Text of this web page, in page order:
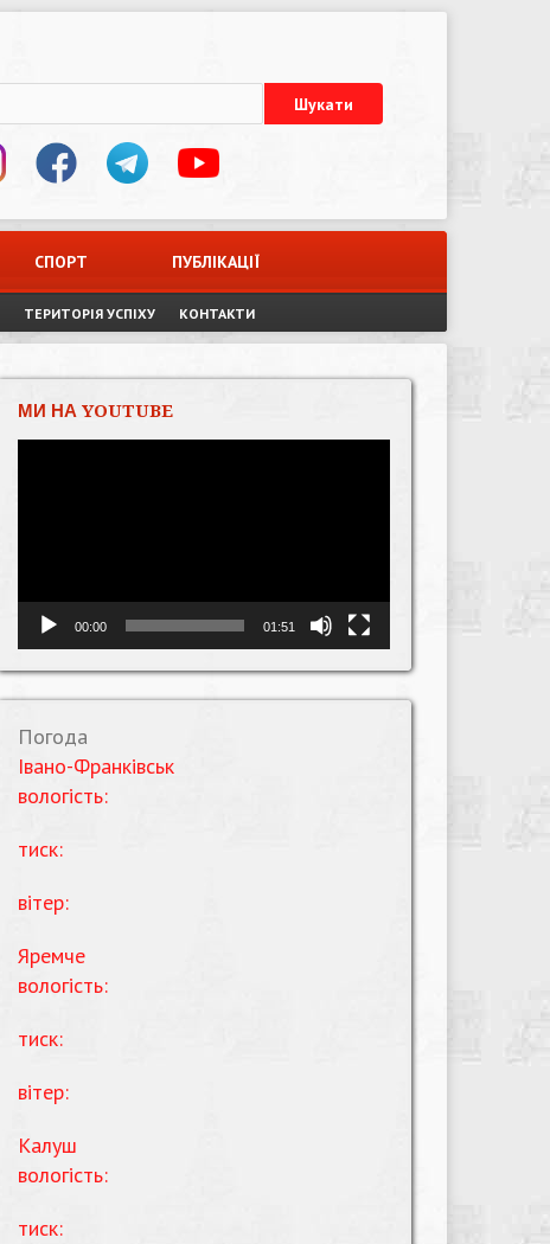
СПОРТ ПУБЛІКАЦІЇ
ТЕРИТОРІЯ УСПІХУ КОНТАКТИ
МИ НА YOUTUBE
00:00 01:51
Погода
Івано-Франківськ
вологість:
тиск:
вітер:
Яремче
вологість:
тиск:
вітер:
Калуш
вологість:
тиск: